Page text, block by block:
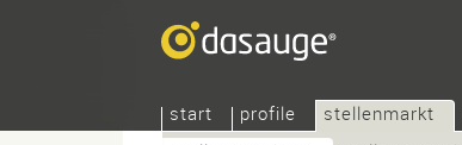
start profile
stellenmarkt